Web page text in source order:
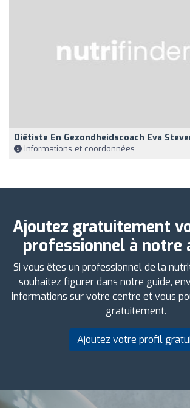
Diëtiste En Gezondheidscoach Eva
Informations et coordonnées
Ajoutez gratuitement
professionnel à notre
Si vous êtes un professionnel de la
souhaitez figurer dans notre guide,
informations sur votre centre et vous
gratuitement.
Ajoutez votre profil